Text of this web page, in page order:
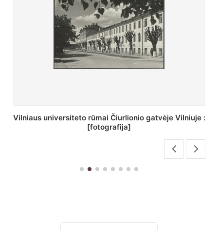
St. Batoro universiteto J. Pilsudskio kolegija :
[fotografija]